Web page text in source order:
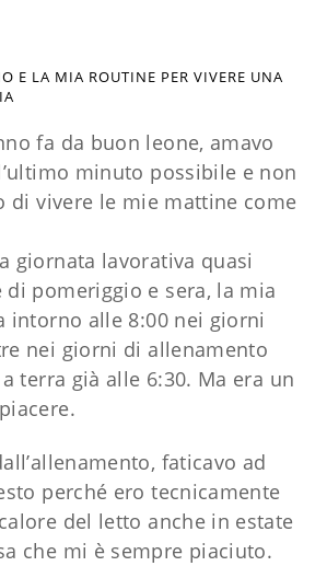
E LA MIA ROUTINE PER VIVERE UNA
fa da buon leone, amavo
minuto possibile e non
di vivere le mie mattine come
giornata lavorativa quasi
di pomeriggio e sera, la mia
intorno alle 8:00 nei giorni
nei giorni di allenamento
terra già alle 6:30. Ma era un
faticavo ad
perché ero tecnicamente
del letto anche in estate
che mi è sempre piaciuto.